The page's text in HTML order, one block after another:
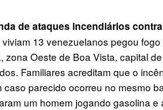
de ataques incendiários
13 venezuelanos pegou
zona Oeste de Boa Vista, capital
Familiares acreditam que o
caso parecido ocorreu no mesmo
um homem jogando gasolina